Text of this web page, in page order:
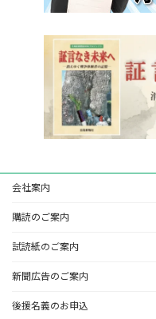
会社案内
購読のご案内
試読紙のご案内
新聞広告のご案内
後援名義のお申込